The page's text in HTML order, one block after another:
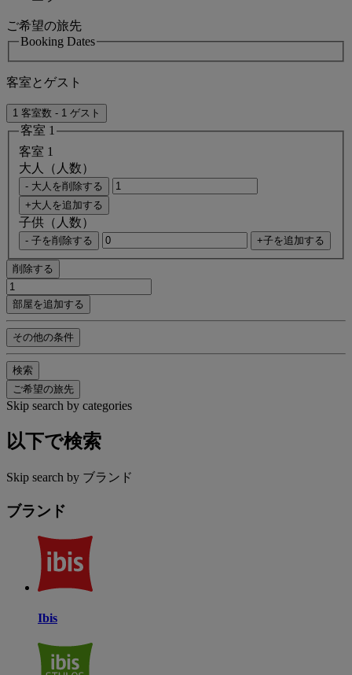
ご希望の旅先
Booking Dates
客室とゲスト
1 客室数 - 1 ゲスト
客室 1
客室 1
大人（人数）
- 大人を削除する
+大人を追加する
子供（人数）
- 子を削除する +子を追加する
削除する
部屋を追加する
その他の条件
検索
ご希望の旅先
Skip search by categories
以下で検索
Skip search by ブランド
ブランド
Ibis